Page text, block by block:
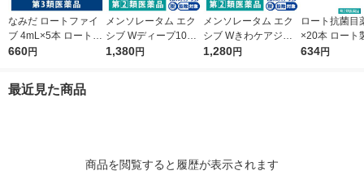
なみだ ロートファイ
ブ 4mL×5本 ロート製
薬 目薬 乾き目 疲れ目
660円
メンソレータム エク
シブ Wディープ10ク
リーム ロート製薬★
1,380円
メンソレータム エク
シブ Wきわケアジェ
ル 15g ロート製薬 ★
1,280円
ロート抗菌目
×20本 ロート
薬 ものもらい
634円
最近見た商品
商品を閲覧すると履歴が表示されます